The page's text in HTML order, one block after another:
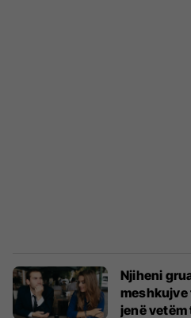
Njiheni
meshkujve
jenë